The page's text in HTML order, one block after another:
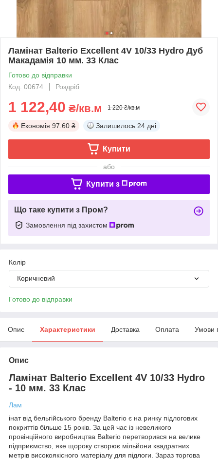
Ламінат Balterio Excellent 4V 10/33 Hydro Дуб
Макадамія 10 мм. 33 Клас
Готово до відправки
Код: 00674
Роздріб
1 122,40 ₴/кв.м 1 220 ₴/кв.м
Економія 97.60 ₴ Залишилось 24 дні
Купити
або
Купити з
Що таке купити з Пром?
Замовлення під захистом
Колір
Коричневий
Готово до відправки
Опис Характеристики Доставка Оплата Умови
Опис
Ламінат Balterio Excellent 4V 10/33 Hydro
- 10 мм. 33 Клас
Лам
інат від бельгійського бренду Balterio є на ринку підлогових
покриттів більше 15 років. За цей час із невеликого
провінційного виробництва Balterio перетворився на велике
підприємство, яке щороку створює мільйони квадратних
метрів високоякісного матеріалу для підлоги. Зараз торгова